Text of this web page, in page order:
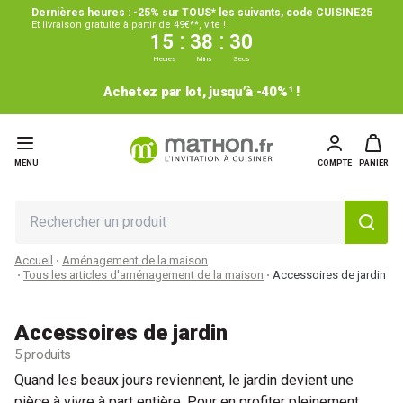
Dernières heures : -25% sur TOUS* les suivants, code CUISINE25
Et livraison gratuite à partir de 49€**, vite !
15 : 38 : 30
Heures Mins Secs
Achetez par lot, jusqu’à -40%¹ !
MENU COMPTE PANIER
Accueil
Aménagement de la maison
Tous les articles d'aménagement de la maison
Accessoires de jardin
Accessoires de jardin
5 produits
Quand les beaux jours reviennent, le jardin devient une